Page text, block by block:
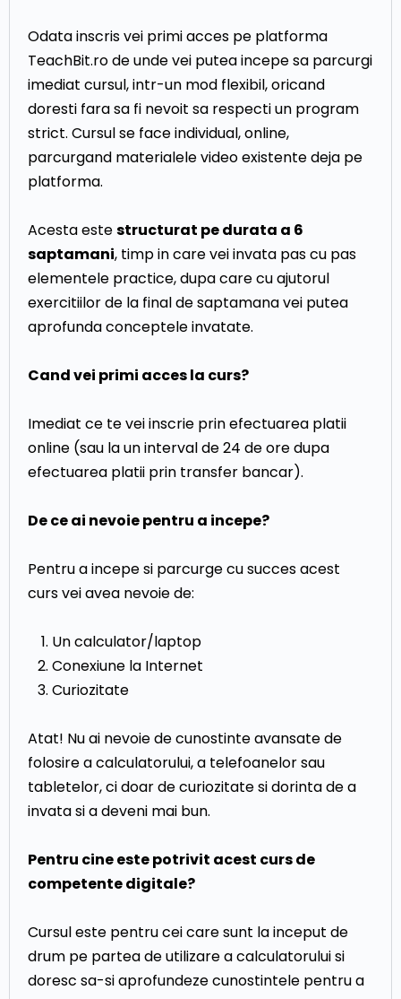
Odata inscris vei primi acces pe platforma
TeachBit.ro de unde vei putea incepe sa parcurgi
imediat cursul, intr-un mod flexibil, oricand
doresti fara sa fi nevoit sa respecti un program
strict. Cursul se face individual, online,
parcurgand materialele video existente deja pe
platforma.
Acesta estestructurat pe durata a 6
saptamani, timp in care vei invata pas cu pas
elementele practice, dupa care cu ajutorul
exercitiilor de la final de saptamana vei putea
aprofunda conceptele invatate.
Cand vei primi acces la curs?
Imediat ce te vei inscrie prin efectuarea platii
online (sau la un interval de 24 de ore dupa
efectuarea platii prin transfer bancar).
De ce ai nevoie pentru a incepe?
Pentru a incepe si parcurge cu succes acest
curs vei avea nevoie de:
Un calculator/laptop
Conexiune la Internet
Curiozitate
Atat! Nu ai nevoie de cunostinte avansate de
folosire a calculatorului, a telefoanelor sau
tabletelor, ci doar de curiozitate si dorinta de a
invata si a deveni mai bun.
Pentru cine este potrivit acest curs de
competente digitale?
Cursul este pentru cei care sunt la inceput de
drum pe partea de utilizare a calculatorului si
doresc sa-si aprofundeze cunostintele pentru a